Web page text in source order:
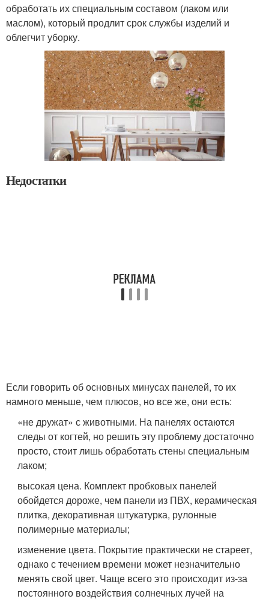
обработать их специальным составом (лаком или
маслом), который продлит срок службы изделий и
облегчит уборку.
Недостатки
Если говорить об основных минусах панелей, то их
намного меньше, чем плюсов, но все же, они есть:
«не дружат» с животными. На панелях остаются
следы от когтей, но решить эту проблему достаточно
просто, стоит лишь обработать стены специальным
лаком;
высокая цена. Комплект пробковых панелей
обойдется дороже, чем панели из ПВХ, керамическая
плитка, декоративная штукатурка, рулонные
полимерные материалы;
изменение цвета. Покрытие практически не стареет,
однако с течением времени может незначительно
менять свой цвет. Чаще всего это происходит из-за
постоянного воздействия солнечных лучей на